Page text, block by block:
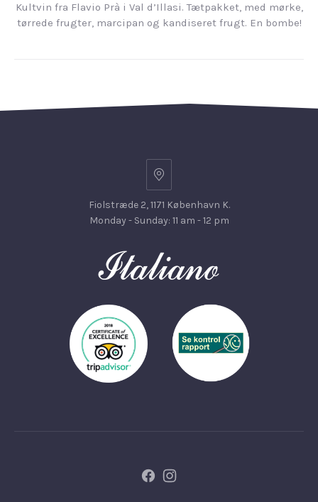
Kultvin fra Flavio Prà i Val d’Illasi. Tætpakket, med mørke,
tørrede frugter, marcipan og kandiseret frugt. En bombe!
Fiolstræde 2, 1171 København K.
Monday - Sunday: 11 am - 12 pm